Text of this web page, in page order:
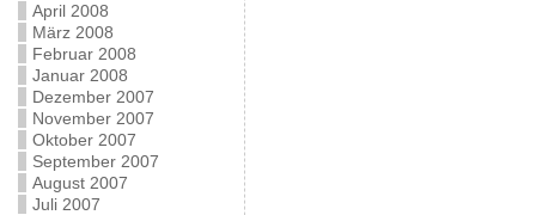
April 2008
März 2008
Februar 2008
Januar 2008
Dezember 2007
November 2007
Oktober 2007
September 2007
August 2007
Juli 2007